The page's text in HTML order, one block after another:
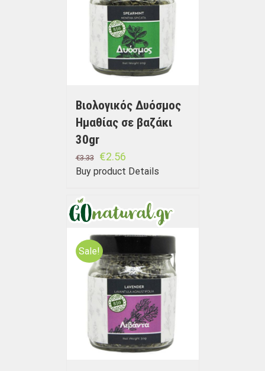
Βιολογικός Δυόσμος
Ημαθίας σε βαζάκι
30gr
€3.33 €2.56
Buy product Details
Sale!